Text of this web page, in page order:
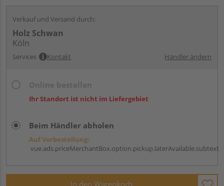
Verkauf und Versand durch:
Holz Schwan
Köln
Services Kontakt Händler ändern
Ihr Standort ist nicht im Liefergebiet
Beim Händler abholen
Auf Vorbestellung:
vue.ads.priceMerchantBox.option.pickup.laterAvailable.subtext